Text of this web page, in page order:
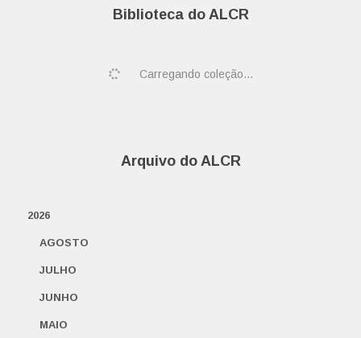
Biblioteca do ALCR
Carregando coleção...
Arquivo do ALCR
2026
AGOSTO
JULHO
JUNHO
MAIO